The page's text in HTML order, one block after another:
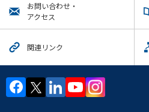
お問い合わせ・
アクセス
関連リンク